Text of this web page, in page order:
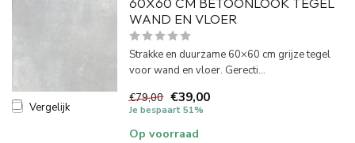
Vergelijk
WAND EN VLOER
Strakke en duurzame 60×60 cm grijze tegel
voor wand en vloer. Gerecti...
€79,00 €39,00
Je bespaart 51%
Op voorraad